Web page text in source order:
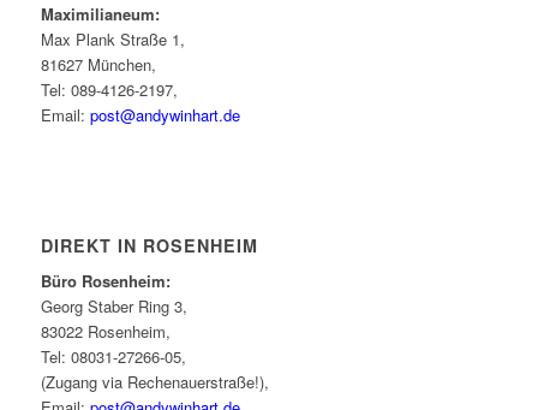
Maximilianeum:
Max Plank Straße 1,
81627 München,
Tel: 089-4126-2197,
Email: post@andywinhart.de
DIREKT IN ROSENHEIM
Büro Rosenheim:
Georg Staber Ring 3,
83022 Rosenheim,
Tel: 08031-27266-05,
(Zugang via Rechenauerstraße!),